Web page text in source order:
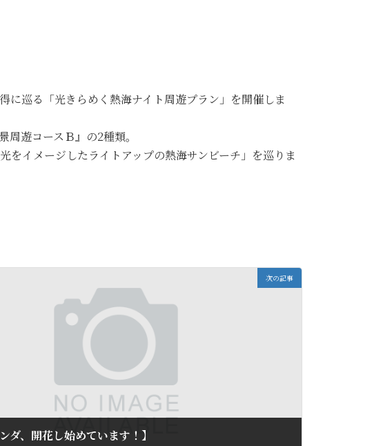
に巡る「光きらめく熱海ナイト周遊プラン」を開催しま
遊コースＢ』の2種類。
をイメージしたライトアップの熱海サンビーチ」を巡りま
次の記事
ダ、開花し始めています！】